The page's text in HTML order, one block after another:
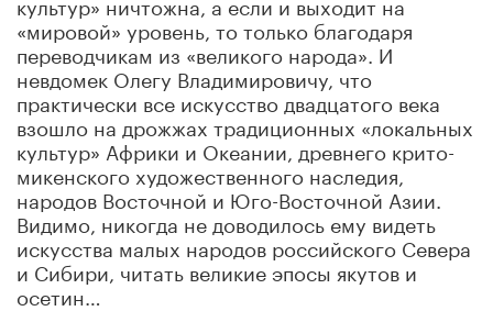
«мировой» уровень, то только благодаря
переводчикам из «великого народа». И
невдомек Олегу Владимировичу, что
практически все искусство двадцатого века
взошло на дрожжах традиционных «локальных
культур» Африки и Океании, древнего крито-
микенского художественного наследия,
народов Восточной и Юго-Восточной Азии.
Видимо, никогда не доводилось ему видеть
искусства малых народов российского Севера
и Сибири, читать великие эпосы якутов и
осетин…